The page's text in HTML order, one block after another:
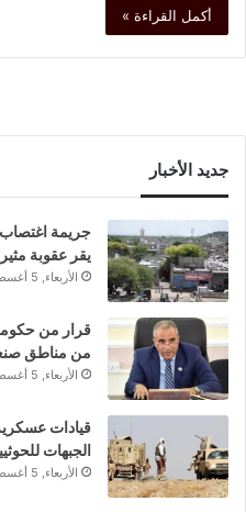
أكمل القراءة »
جديد الأخبار
جريمة
يقر عقوبة
الأربعاء, 5 أغسطس 2026 - 8:15 م
قرار من
من مناطق
الأربعاء, 5 أغسطس 2026 - 8:00 م
قيادات
الجبهات
الأربعاء, 5 أغسطس 2026 - 7:45 م